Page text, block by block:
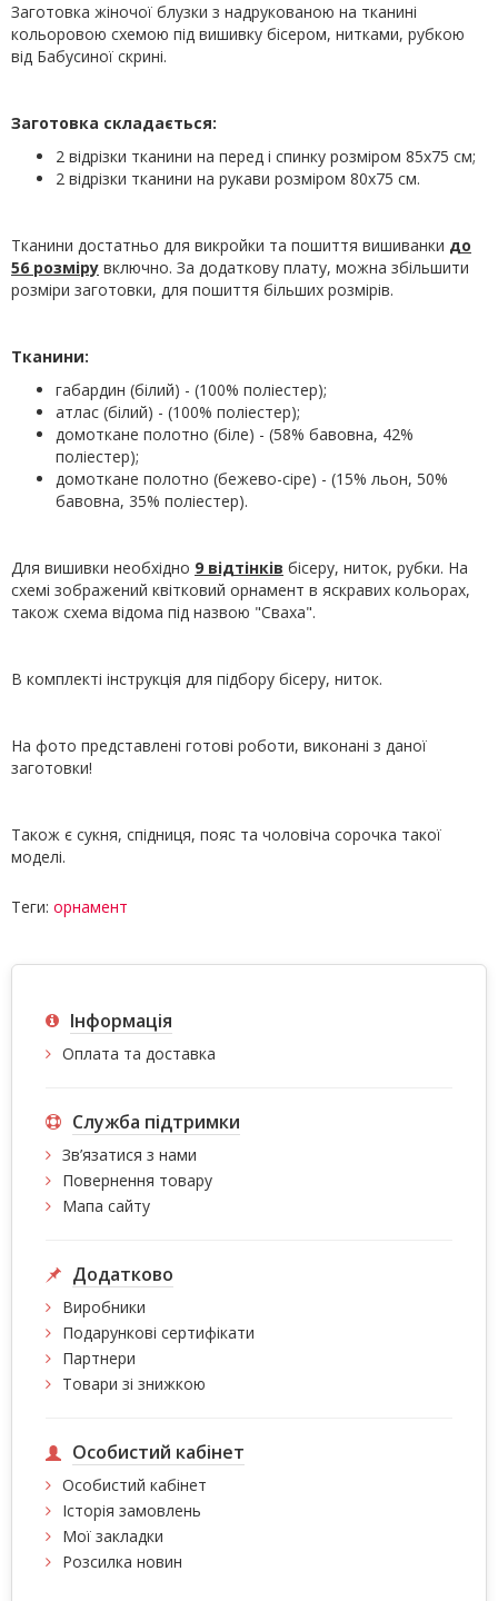
Заготовка жіночої блузки з надрукованою на тканині
кольоровою схемою під вишивку бісером, нитками, рубкою
від Бабусиної скрині.
Заготовка складається:
2 відрізки тканини на перед і спинку розміром 85х75 см;
2 відрізки тканини на рукави розміром 80х75 см.
Тканини достатньо для викройки та пошиття вишиванки до
56 розміру включно. За додаткову плату, можна збільшити
розміри заготовки, для пошиття більших розмірів.
Тканини:
габардин (білий) - (100% поліестер);
атлас (білий) - (100% поліестер);
домоткане полотно (біле) - (58% бавовна, 42%
поліестер);
домоткане полотно (бежево-сіре) - (15% льон, 50%
бавовна, 35% поліестер).
Для вишивки необхідно 9 відтінків бісеру, ниток, рубки. На
схемі зображений квітковий орнамент в яскравих кольорах,
також схема відома під назвою "Сваха".
В комплекті інструкція для підбору бісеру, ниток.
На фото представлені готові роботи, виконані з даної
заготовки!
Також є сукня, спідниця, пояс та чоловіча сорочка такої
моделі.
Теги: орнамент
Інформація
Оплата та доставка
Служба підтримки
Зв’язатися з нами
Повернення товару
Мапа сайту
Додатково
Виробники
Подарункові сертифікати
Партнери
Товари зі знижкою
Особистий кабінет
Особистий кабінет
Історія замовлень
Мої закладки
Розсилка новин